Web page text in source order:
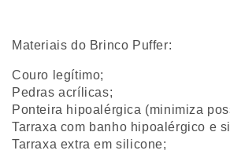
Materiais do Brinco Puffer:
Couro legítimo;
Pedras acrílicas;
Ponteira hipoalérgica (minimiza
Tarraxa com banho hipoalérgico e
Tarraxa extra em silicone;